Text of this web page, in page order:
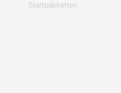
Startpakketten